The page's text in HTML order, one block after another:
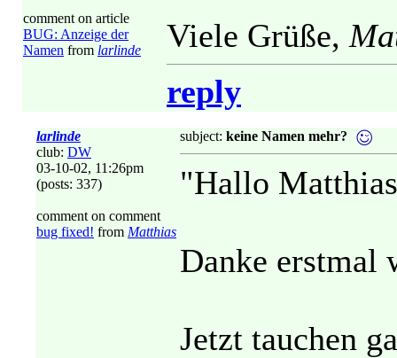
comment on article
BUG: Anzeige der
Namen from larlinde Viele Grüße,
reply
larlinde
club: DW
03-10-02, 11:26pm
(posts: 337)
comment on comment
bug fixed! from Matthias
subject: keine Namen mehr?
"Hallo
Danke erstmal
Jetzt tauchen